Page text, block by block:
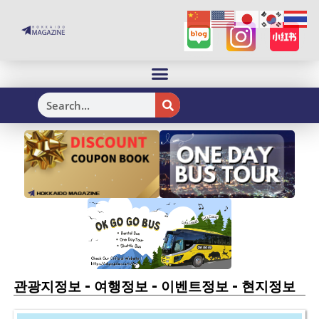
H
관광지정보- 여행정보- 이벤트정보- 현지정보